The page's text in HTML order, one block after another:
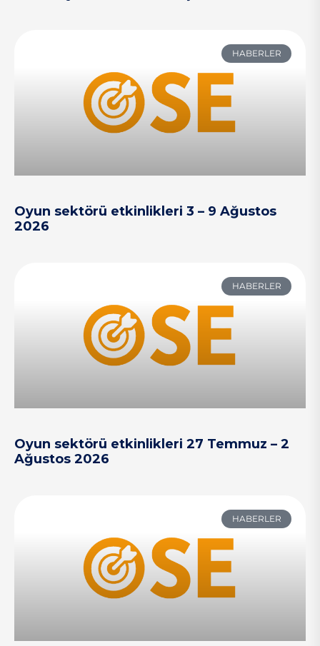
HABERLER
Oyun sektörü etkinlikleri 3 – 9 Ağustos
2026
HABERLER
Oyun sektörü etkinlikleri 27 Temmuz – 2
Ağustos 2026
HABERLER